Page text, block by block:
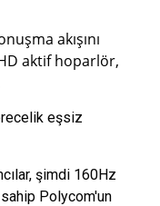
akışını
aktif hoparlör,
eşsiz
şimdi 160Hz
Polycom'un